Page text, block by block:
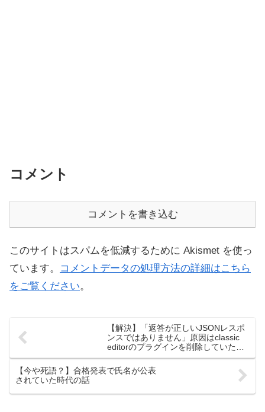
コメント
コメントを書き込む
このサイトはスパムを低減するために Akismet を使っ
ています。
コメントデータの処理方法の詳細はこちら
をご覧ください。
【解決】「返答が正しいJSONレスポ
ンスではありません」原因はclassic
editorのプラグインを削除していたか
らでした。
【今や死語？】合格発表で氏名が公表
されていた時代の話